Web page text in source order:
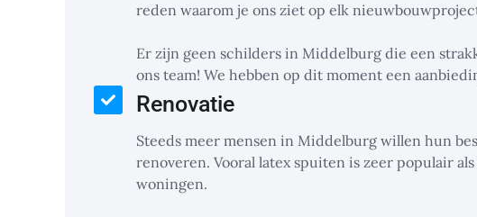
reden waarom je ons ziet op elk
Er zijn geen schilders in Middelburg die een
ons team! We hebben op dit moment een
Renovatie
Steeds meer mensen in Middelburg willen hun
renoveren. Vooral latex spuiten is zeer populair
woningen.